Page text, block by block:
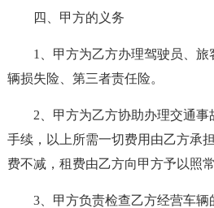
四、甲方的义务
1、甲方为乙方办理驾驶员、
辆损失险、第三者责任险。
2、甲方为乙方协助办理交通
手续，以上所需一切费用由乙方承
费不减，租费由乙方向甲方予以照常
3、甲方负责检查乙方经营车辆